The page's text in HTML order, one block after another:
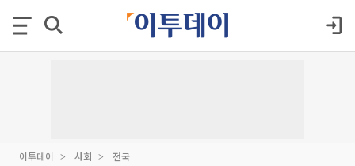
이투데이 사회 전국